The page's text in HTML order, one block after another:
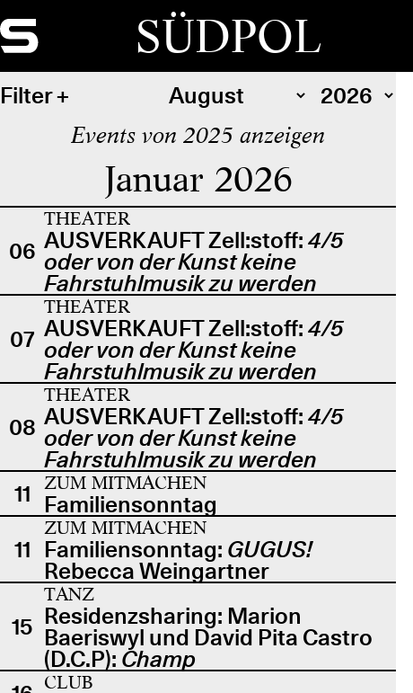
SÜDPOL
Filter
Events von 2025 anzeigen
Januar 2026
06
THEATER
AUSVERKAUFT Zell:stoff: 4/5
oder von der Kunst keine
Fahrstuhlmusik zu werden
07
THEATER
AUSVERKAUFT Zell:stoff: 4/5
oder von der Kunst keine
Fahrstuhlmusik zu werden
08
THEATER
AUSVERKAUFT Zell:stoff: 4/5
oder von der Kunst keine
Fahrstuhlmusik zu werden
11
ZUM MITMACHEN
Familiensonntag
11
ZUM MITMACHEN
Familiensonntag: GUGUS!
Rebecca Weingartner
15
TANZ
Residenzsharing: Marion
Baeriswyl und David Pita Castro
(D.C.P): Champ
CLUB